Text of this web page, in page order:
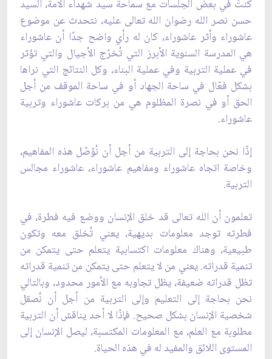
كنتُ في بعض الجلسات مع سماحة سيد شهداء الأمة، السيد
حسن نصر الله رضوان الله تعالى عليه، نتحدث عن موضوع
عاشوراء وأثر عاشوراء، كان له رأي واضح جدًا أن عاشوراء
هي المدرسة السنوية الأبرز التي تُخرّج الأجيال والتي تؤثر
في عملية التربية وفي عملية البناء، وكل النتائج التي نراها
بشكل فعّال في ساحة الجهاد أو في ساحة الموقف من أجل
الحق أو في نصرة المظلوم هي من بركات عاشوراء وتربية
عاشوراء.
إذًا نحن بحاجة إلى التربية من أجل أن نُؤصّل هذه المفاهيم،
وخاصة اتجاه عاشوراء ومفاهيم عاشوراء، عاشوراء مجالس
التربية.
تعلمون أن الله تعالى قد خلق الإنسان ووضع فيه فطرة، في
فطرته توجد معلومات بديهية، يعني تُخلق معه وتكون
طبيعية، وهناك معلومات اكتسابية يتعلم حتى يتمكن من
تنمية قدراته. يعني من لا يتعلم حتى يتمكن من تنمية قدراته
تظل قدراته ضعيفة، يظل تجاوبه مع الأمور محدود، وبالتالي
نحن بحاجة إلى التعليم وإلى التربية من أجل أن نُصقل
شخصية الإنسان بشكل صحيح. فإذًا لا أحد يناقش أن التربية
مطلوبة مع العلم، مع المعلومات المكتسبة، ليصل الإنسان إلى
المستوى اللائق والمفيد له في هذه الحياة.